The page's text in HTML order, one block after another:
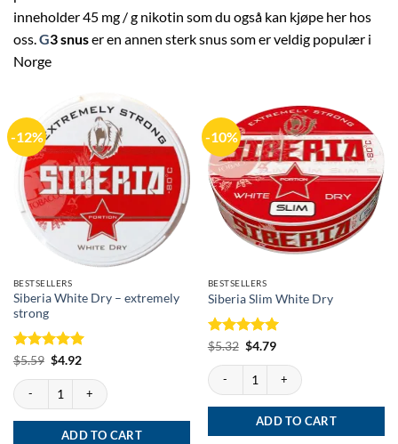
inneholder 45 mg / g nikotin som du også kan kjøpe her hos
oss.G3 snuser en annen sterk snus som er veldig populær i
Norge
-12%
BESTSELLERS
Siberia White Dry – extremely
strong
Rated5
$5.59 Original
was:
$5.59.
$4.92Current
is:
$4.92.
Siberia White Dry - extremely strong quantity
ADD TO CART
-10%
BESTSELLERS
Siberia Slim White Dry
Rated5
$5.32 Original
was:
$5.32.
$4.79Current
is:
$4.79.
Siberia Slim White Dry quantity
ADD TO CART